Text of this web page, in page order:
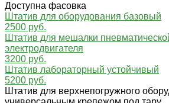
Доступна фасовка
Штатив для оборудования базовый
2500 руб.
Штатив для мешалки
электродвигателя
3200 руб.
Штатив лабораторный устойчивый
5200 руб.
Штатив для верхнепогружного